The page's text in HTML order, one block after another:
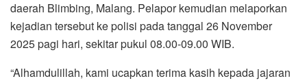
daerah Blimbing, Malang. Pelapor kemudian melaporkan
kejadian tersebut ke polisi pada tanggal 26 November
2025 pagi hari, sekitar pukul 08.00-09.00 WIB.
“Alhamdulillah, kami ucapkan terima kasih kepada jajaran